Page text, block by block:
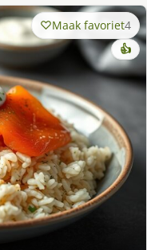
Maak favoriet4
👍